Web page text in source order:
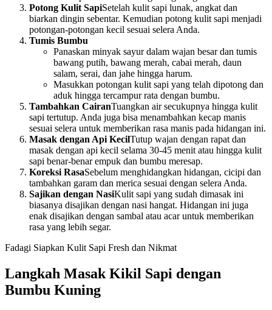
Potong Kulit SapiSetelah kulit sapi lunak, angkat dan
biarkan dingin sebentar. Kemudian potong kulit sapi menjadi
potongan-potongan kecil sesuai selera Anda.
Tumis Bumbu
Panaskan minyak sayur dalam wajan besar dan tumis
bawang putih, bawang merah, cabai merah, daun
salam, serai, dan jahe hingga harum.
Masukkan potongan kulit sapi yang telah dipotong dan
aduk hingga tercampur rata dengan bumbu.
Tambahkan CairanTuangkan air secukupnya hingga kulit
sapi tertutup. Anda juga bisa menambahkan kecap manis
sesuai selera untuk memberikan rasa manis pada hidangan ini.
Masak dengan Api KecilTutup wajan dengan rapat dan
masak dengan api kecil selama 30-45 menit atau hingga kulit
sapi benar-benar empuk dan bumbu meresap.
Koreksi RasaSebelum menghidangkan hidangan, cicipi dan
tambahkan garam dan merica sesuai dengan selera Anda.
Sajikan dengan NasiKulit sapi yang sudah dimasak ini
biasanya disajikan dengan nasi hangat. Hidangan ini juga
enak disajikan dengan sambal atau acar untuk memberikan
rasa yang lebih segar.
Fadagi Siapkan Kulit Sapi Fresh dan Nikmat
Langkah Masak Kikil Sapi dengan
Bumbu Kuning